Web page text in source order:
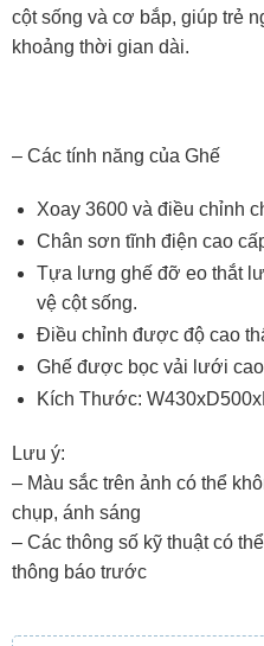
cột sống và cơ bắp, giúp trẻ
khoảng thời gian dài.
– Các tính năng của Ghế
Xoay 3600 và điều chỉnh
Chân sơn tĩnh điện cao
Tựa lưng ghế đỡ eo thắt
vệ cột sống.
Điều chỉnh được độ cao
Ghế được bọc vải lưới
Kích Thước:
Lưu ý:
– Màu sắc trên ảnh có thể
chụp, ánh sáng
– Các thông số kỹ thuật có
thông báo trước